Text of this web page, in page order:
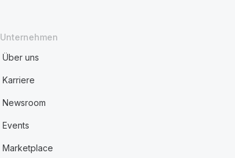
Unternehmen
Über uns
Karriere
Newsroom
Events
Marketplace